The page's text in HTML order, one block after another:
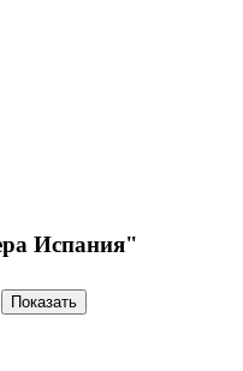
Испания"
Показать